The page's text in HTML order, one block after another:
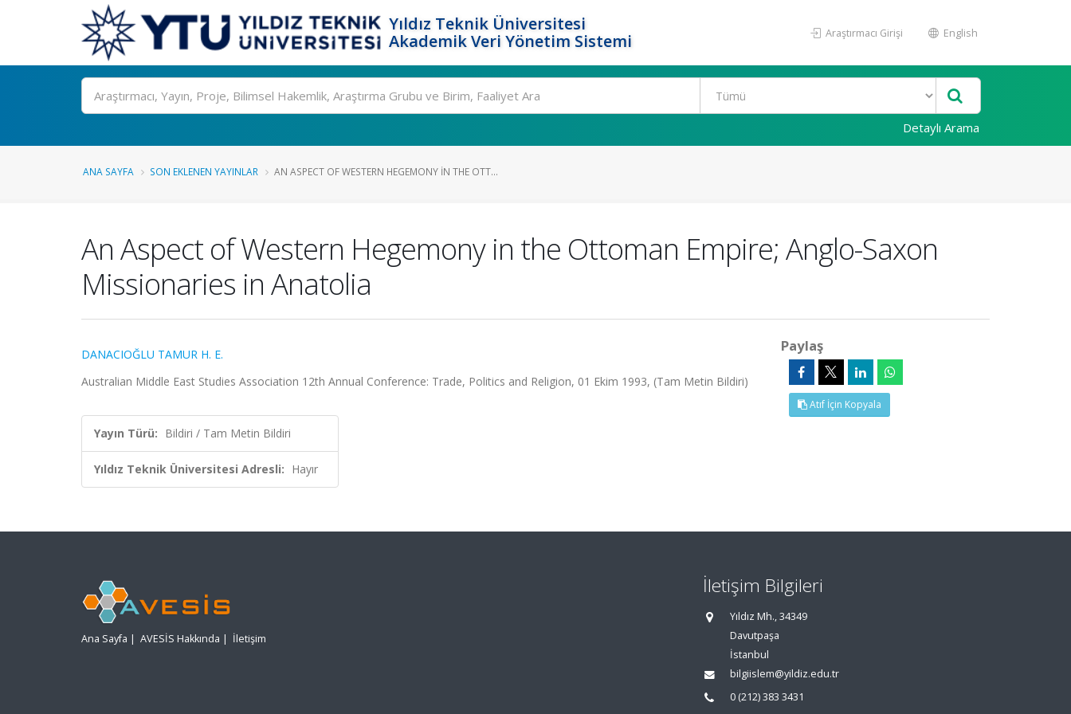
Yıldız Teknik Üniversitesi
Akademik Veri Yönetim Sistemi
Araştırmacı Girişi English
Ara
Detaylı Arama
ANA SAYFA SON EKLENEN YAYINLAR AN ASPECT OF WESTERN HEGEMONY IN THE OTT...
An Aspect of Western Hegemony in the Ottoman Empire; Anglo-Saxon
Missionaries in Anatolia
DANACIOĞLU TAMUR H. E.
Australian Middle East Studies Association 12th Annual Conference: Trade, Politics and Religion, 01 Ekim 1993, (Tam Metin Bildiri)
Yayın Türü: Bildiri / Tam Metin Bildiri
Yıldız Teknik Üniversitesi Adresli: Hayır
Paylaş
Atıf İçin Kopyala
Ana Sayfa | AVESİS Hakkında | İletişim
İletişim Bilgileri
Yıldız Mh., 34349
Davutpaşa
İstanbul
bilgiislem@yildiz.edu.tr
0 (212) 383 3431